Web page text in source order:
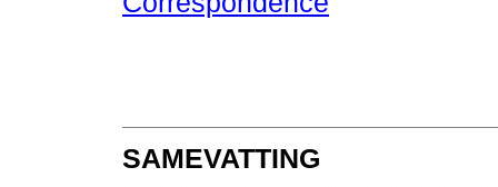
SAMEVATTING